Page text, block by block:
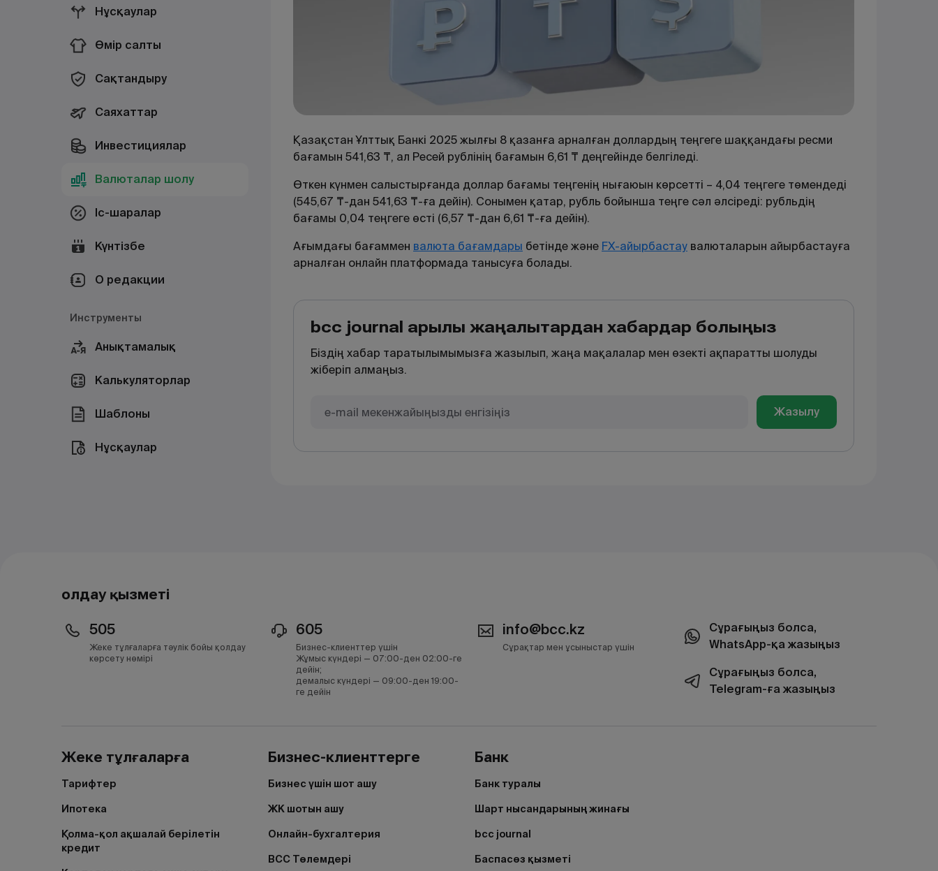
Нұсқаулар
Өмір салты
Сақтандыру
Саяхаттар
Инвестициялар
Валюталар шолу
Іс-шаралар
Күнтізбе
О редакции
Инструменты
Анықтамалық
Калькуляторлар
Шаблоны
Нұсқаулар
Қазақстан Ұлттық Банкі 2025 жылғы 8 қазанға арналған доллардың теңгеге шаққандағы ресми
бағамын 541,63 ₸, ал Ресей рублінің бағамын 6,61 ₸ деңгейінде белгіледі.
Өткен күнмен салыстырғанда доллар бағамы теңгенің нығаюын көрсетті – 4,04 теңгеге төмендеді
(545,67 ₸-дан 541,63 ₸-ға дейін). Сонымен қатар, рубль бойынша теңге сәл әлсіреді: рубльдің
бағамы 0,04 теңгеге өсті (6,57 ₸-дан 6,61 ₸-ға дейін).
Ағымдағы бағаммен валюта бағамдары бетіндежәне FX-айырбастау валюталарын айырбастауға
арналған онлайн платформада танысуға болады.
bcc journal арқылы жаңалықтардан хабардар болыңыз
Біздің хабар таратылымымызға жазылып, жаңа мақалалар мен өзекті ақпаратты шолуды
жіберіп алмаңыз.
Жазылу
Қолдау қызметі
505
Жеке тұлғаларға тәулік бойы қолдау
көрсету нөмірі
605
Бизнес-клиенттер үшін
Жұмыс күндері — 07:00-ден 02:00-ге
дейін;
демалыс күндері — 09:00-ден 19:00-
ге дейін
info@bcc.kz
Сұрақтар мен ұсыныстар үшін
Сұрағыңыз болса,
WhatsApp-қа жазыңыз
Сұрағыңыз болса,
Telegram-ға жазыңыз
Жеке тұлғаларға
Тарифтер
Ипотека
Қолма-қол ақшалай берілетін
кредит
Бизнес-клиенттерге
Бизнес үшін шот ашу
ЖК шотын ашу
Онлайн-бухгалтерия
BCC Төлемдері
Банк
Банк туралы
Шарт нысандарының жинағы
bcc journal
Баспасөз қызметі